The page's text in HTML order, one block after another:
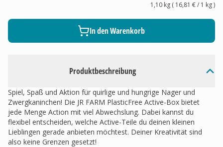
Produktbeschreibung
Spiel, Spaß und Aktion für quirlige und hungrige Nager und
Zwergkaninchen! Die JR FARM PlasticFree Active-Box bietet
jede Menge Action mit viel Abwechslung. Dabei kannst du
flexibel entscheiden, welche Active-Teile du deinen kleinen
Lieblingen gerade anbieten möchtest. Deiner Kreativität sind
also keine Grenzen gesetzt!
1,10 kg( 16,81 €/ 1 kg)
In den Warenkorb